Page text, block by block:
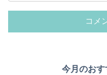
今月のお